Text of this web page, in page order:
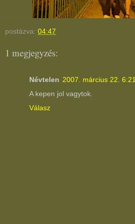
postázva: 04:47
1 megjegyzés:
Névtelen 2007. március 22. 6:21
A kepen jol vagytok.
Válasz